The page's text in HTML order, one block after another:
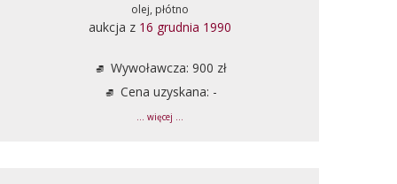
olej, płótno
aukcja z 16 grudnia 1990
Wywoławcza: 900 zł
Cena uzyskana: -
... więcej ...